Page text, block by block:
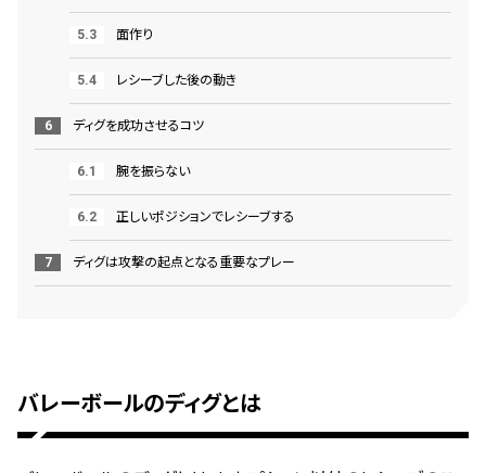
面作り
レシーブした後の動き
ディグを成功させるコツ
腕を振らない
正しいポジションでレシーブする
ディグは攻撃の起点となる重要なプレー
バレーボールのディグとは